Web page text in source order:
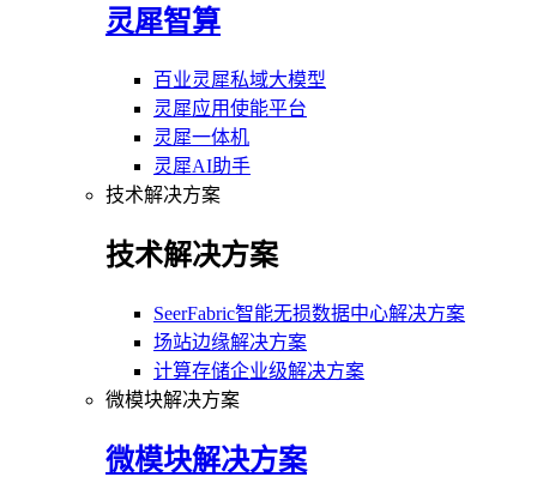
灵犀智算
百业灵犀私域大模型
灵犀应用使能平台
灵犀一体机
灵犀AI助手
技术解决方案
技术解决方案
SeerFabric智能无损数据中心解决方案
场站边缘解决方案
计算存储企业级解决方案
微模块解决方案
微模块解决方案